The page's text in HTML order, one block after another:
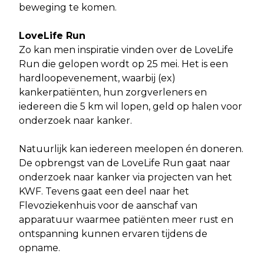
beweging te komen.
LoveLife Run
Zo kan men inspiratie vinden over de LoveLife
Run die gelopen wordt op 25 mei. Het is een
hardloopevenement, waarbij (ex)
kankerpatiënten, hun zorgverleners en
iedereen die 5 km wil lopen, geld op halen voor
onderzoek naar kanker.
Natuurlijk kan iedereen meelopen én doneren.
De opbrengst van de LoveLife Run gaat naar
onderzoek naar kanker via projecten van het
KWF. Tevens gaat een deel naar het
Flevoziekenhuis voor de aanschaf van
apparatuur waarmee patiënten meer rust en
ontspanning kunnen ervaren tijdens de
opname.